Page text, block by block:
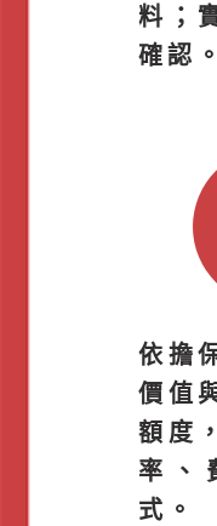
料；
確認。
依擔
價值
額度
率、
式。